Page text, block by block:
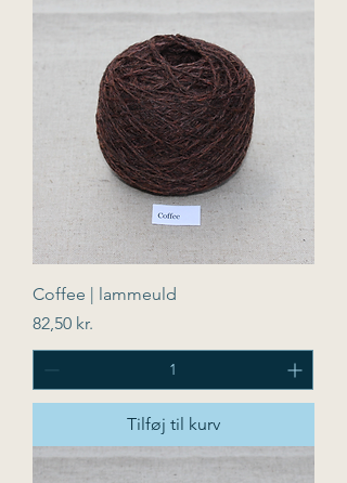
Coffee | lammeuld
Pris
82,50 kr.
Tilføj til kurv